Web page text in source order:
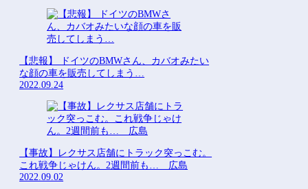
【悲報】 ドイツのBMWさん、カバオみたい
な顔の車を販売してしまう…
2022.09.24
【事故】レクサス店舗にトラック突っこむ。
これ戦争じゃけん。2週間前も… 広島
2022.09.02